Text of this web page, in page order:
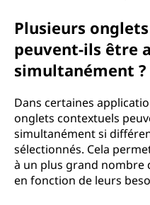
Plusieurs
peuvent-ils être
simultanément ?
Dans certaines
onglets contextuels
simultanément si
sélectionnés. Cela
à un plus grand nombre
en fonction de leurs